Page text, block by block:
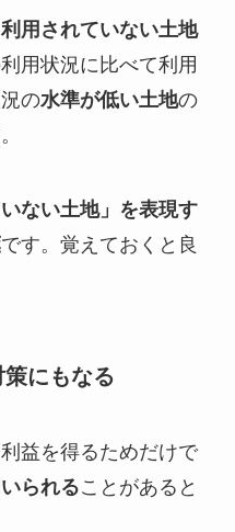
利用されていない土地
用状況に比べて利用
の水準が低い土地の
ない土地」を表現す
です。覚えておくと良
にもなる
益を得るためだけで
られることがあると